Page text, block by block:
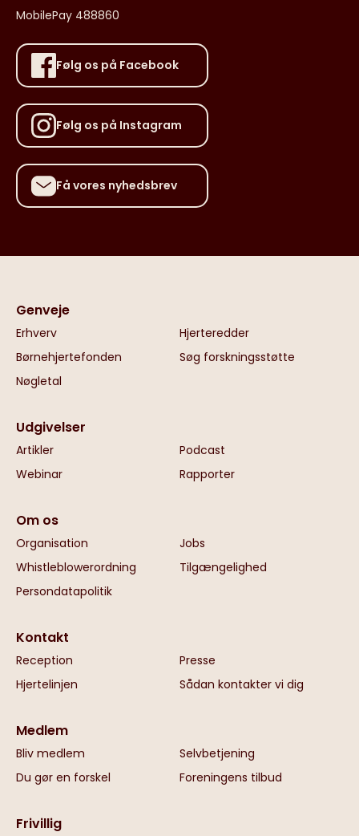
MobilePay 488860
Følg os på Facebook
Følg os på Instagram
Få vores nyhedsbrev
Genveje
Erhverv
Hjerteredder
Børnehjertefonden
Søg forskningsstøtte
Nøgletal
Udgivelser
Artikler
Podcast
Webinar
Rapporter
Om os
Organisation
Jobs
Whistleblowerordning
Tilgængelighed
Persondatapolitik
Kontakt
Reception
Presse
Hjertelinjen
Sådan kontakter vi dig
Medlem
Bliv medlem
Selvbetjening
Du gør en forskel
Foreningens tilbud
Frivillig